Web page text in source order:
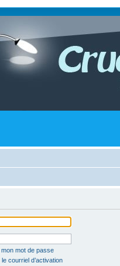
mon mot de passe
courriel d’activation